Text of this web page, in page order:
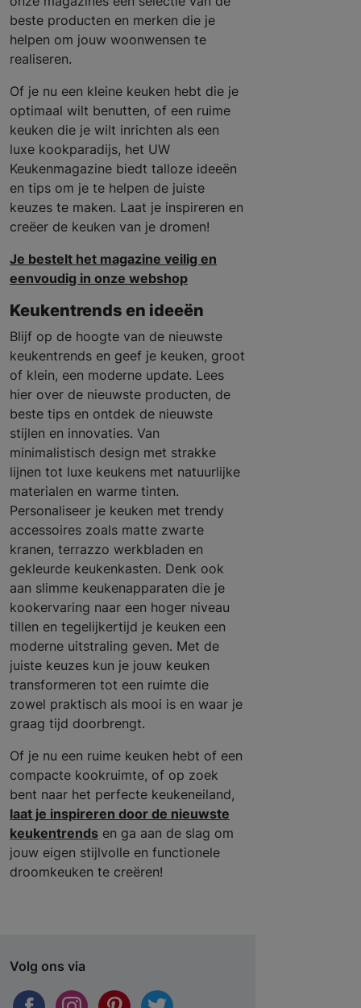
beste producten en merken die je
helpen om jouw woonwensen te
realiseren.
Of je nu een kleine keuken hebt die je
optimaal wilt benutten, of een ruime
keuken die je wilt inrichten als een
luxe kookparadijs, het UW
Keukenmagazine biedt talloze ideeën
en tips om je te helpen de juiste
keuzes te maken. Laat je inspireren en
creëer de keuken van je dromen!
Je bestelt het magazine veilig en
eenvoudig in onze webshop
Keukentrends en ideeën
Blijf op de hoogte van de nieuwste
keukentrends en geef je keuken, groot
of klein, een moderne update. Lees
hier over de nieuwste producten, de
beste tips en ontdek de nieuwste
stijlen en innovaties. Van
minimalistisch design met strakke
lijnen tot luxe keukens met natuurlijke
materialen en warme tinten.
Personaliseer je keuken met trendy
accessoires zoals matte zwarte
kranen, terrazzo werkbladen en
gekleurde keukenkasten. Denk ook
aan slimme keukenapparaten die je
kookervaring naar een hoger niveau
tillen en tegelijkertijd je keuken een
moderne uitstraling geven. Met de
juiste keuzes kun je jouw keuken
transformeren tot een ruimte die
zowel praktisch als mooi is en waar je
graag tijd doorbrengt.
Of je nu een ruime keuken hebt of een
compacte kookruimte, of op zoek
bent naar het perfecte keukeneiland,
laat je inspireren door de nieuwste
keukentrends en ga aan de slag om
jouw eigen stijlvolle en functionele
droomkeuken te creëren!
Volg ons via